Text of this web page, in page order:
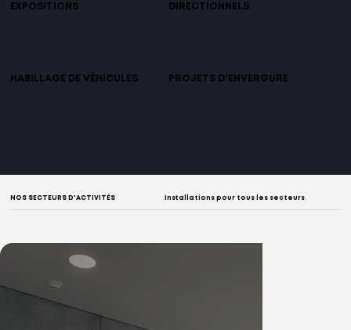
EXPOSITIONS
DIRECTIONNELS
HABILLAGE DE VÉHICULES PROJETS D'ENVERGURE
NOS SECTEURS D'ACTIVITÉS Installations pour tous les secteurs